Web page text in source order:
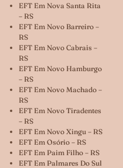
EFT Em Nova Santa Rita
– RS
EFT Em Novo Barreiro –
RS
EFT Em Novo Cabrais –
RS
EFT Em Novo Hamburgo
– RS
EFT Em Novo Machado –
RS
EFT Em Novo Tiradentes
– RS
EFT Em Novo Xingu – RS
EFT Em Osório – RS
EFT Em Paim Filho – RS
EFT Em Palmares Do Sul